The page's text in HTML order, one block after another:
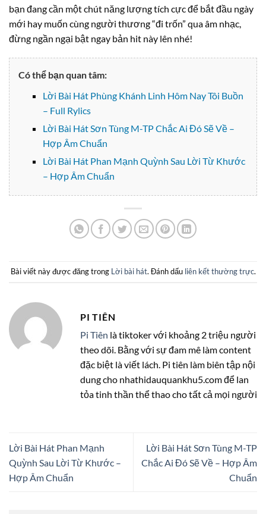
bạn đang cần một chút năng lượng tích cực để bắt đầu ngày
mới hay muốn cùng người thương “đi trốn” qua âm nhạc,
đừng ngần ngại bật ngay bản hit này lên nhé!
Có thể bạn quan tâm:
Lời Bài Hát Phùng Khánh Linh Hôm Nay Tôi Buồn
– Full Rylics
Lời Bài Hát Sơn Tùng M-TP Chắc Ai Đó Sẽ Về –
Hợp Âm Chuẩn
Lời Bài Hát Phan Mạnh Quỳnh Sau Lời Từ Khước
– Hợp Âm Chuẩn
Bài viết này được đăng trong Lời bài hát. Đánh dấu liên kết thường trực.
PI TIÊN
Pi Tiên là tiktoker với khoảng 2 triệu người
theo dõi. Bằng với sự đam mê làm content
đặc biệt là viết lách. Pi tiên làm biên tập nội
dung cho nhathidauquankhu5.com để lan
tỏa tinh thần thể thao cho tất cả mọi người
Lời Bài Hát Phan Mạnh
Quỳnh Sau Lời Từ Khước –
Hợp Âm Chuẩn
Lời Bài Hát Sơn Tùng M-TP
Chắc Ai Đó Sẽ Về – Hợp Âm
Chuẩn